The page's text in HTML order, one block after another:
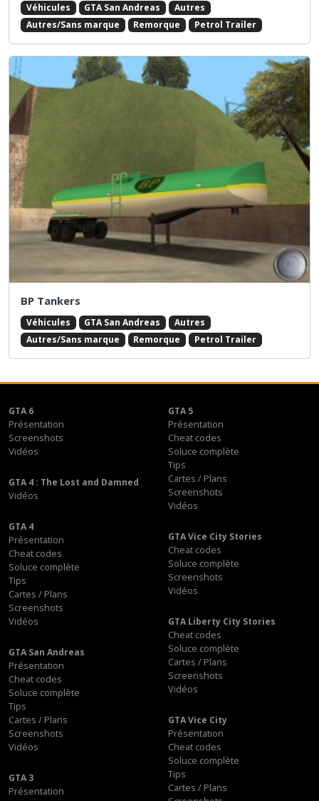
Véhicules GTA San Andreas
Autres
Autres/Sans marque
Remorque Petrol Trailer
BP Tankers
Véhicules GTA San Andreas
Autres
Autres/Sans marque
Remorque Petrol Trailer
GTA 6
Présentation
Screenshots
Vidéos
GTA 5
Présentation
Cheat codes
Soluce complète
Tips
Cartes / Plans
Screenshots
Vidéos
GTA 4 : The Lost and Damned
Vidéos
GTA 4
Présentation
Cheat codes
Soluce complète
Tips
Cartes / Plans
Screenshots
Vidéos
GTA Vice City Stories
Cheat codes
Soluce complète
Screenshots
Vidéos
GTA Liberty City Stories
Cheat codes
Soluce complète
Cartes / Plans
Screenshots
Vidéos
GTA San Andreas
Présentation
Cheat codes
Soluce complète
Tips
Cartes / Plans
Screenshots
Vidéos
GTA Vice City
Présentation
Cheat codes
Soluce complète
Tips
Cartes / Plans
GTA 3
Présentation